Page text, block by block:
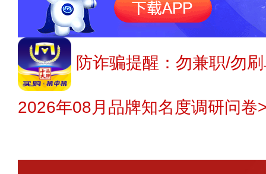
防诈骗提醒：勿兼职/勿
2026年08月品牌知名度调研问卷